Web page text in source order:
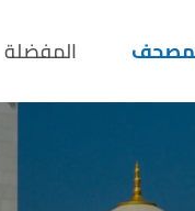
المفضلة